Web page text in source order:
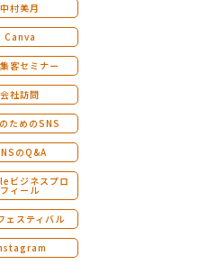
中村美月
Canva
客セミナー
会社訪問
ためのSNS
のQ&A
ビジネスプロ
フィール
ェスティバル